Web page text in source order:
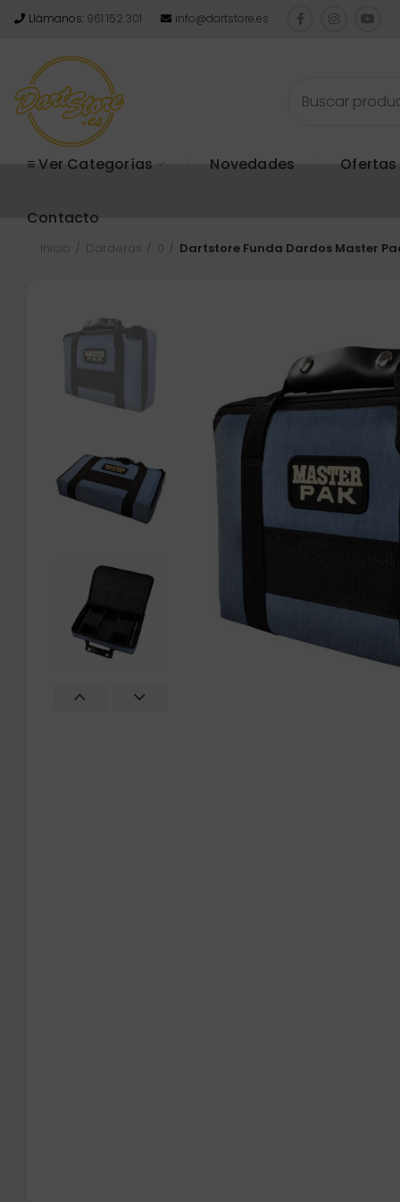
Llámanos: 961 152 301 info@dartstore.es
≡ Ver Categorías Novedades Ofertas
Contacto
Inicio Darderas 0 Dartstore Funda Dardos Master